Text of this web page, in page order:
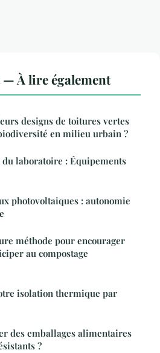
À lire également
designs de toitures vertes
en milieu urbain ?
laboratoire : Équipements
photovoltaiques : autonomie
méthode pour encourager
au compostage
isolation thermique par
des emballages alimentaires
?